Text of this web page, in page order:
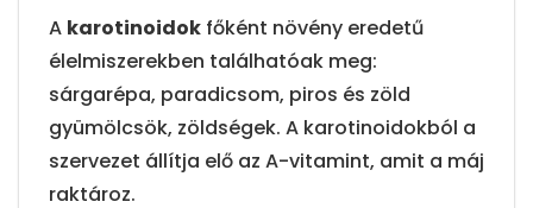
A karotinoidok főként növény eredetű
élelmiszerekben találhatóak meg:
sárgarépa, paradicsom, piros és zöld
gyümölcsök, zöldségek. A karotinoidokból a
szervezet állítja elő az A-vitamint, amit a máj
raktároz.